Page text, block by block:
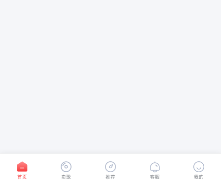
首页 卖歌 推荐 客服 我的